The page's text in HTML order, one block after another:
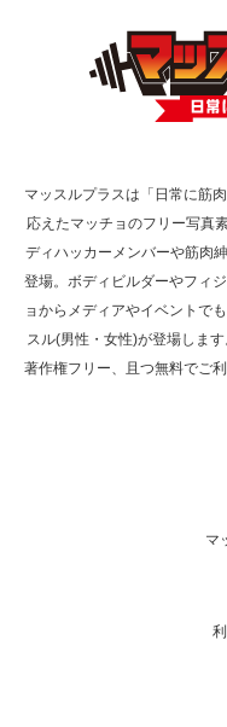
で紹
た（6/
映画
【TV
マッスルプラスは「日常に筋
応えたマッチョのフリー写真
ディハッカーメンバーや筋肉
登場。ボディビルダーやフィ
ョからメディアやイベントで
スル(男性・女性)が登場しま
著作権フリー、且つ無料でご
マ